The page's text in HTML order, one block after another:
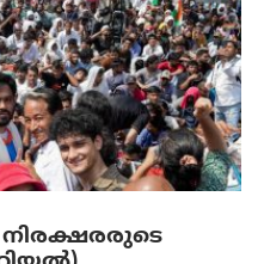
നിരക്ഷരരുടെ